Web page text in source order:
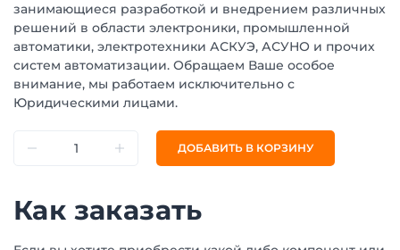
занимающиеся разработкой и внедрением различных
решений в области электроники, промышленной
автоматики, электротехники АСКУЭ, АСУНО и прочих
систем автоматизации. Обращаем Ваше особое
внимание, мы работаем исключительно с
Юридическими лицами.
ДОБАВИТЬ В КОРЗИНУ
Как заказать